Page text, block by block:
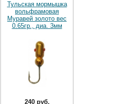
Тульская мормышка
вольфрамовая
Муравей золото вес
0.65гр., диа. 3мм
240 руб.